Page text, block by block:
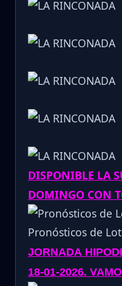
DISPONIBLE LA
DOMINGO CON
Pronósticos de
JORNADA
18-01-2026.